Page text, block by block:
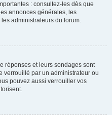
: consultez-les dès que
annonces générales, les
administrateurs du forum.
réponses et leurs sondages sont
verrouillé par un administrateur ou
pouvez aussi verrouiller vos